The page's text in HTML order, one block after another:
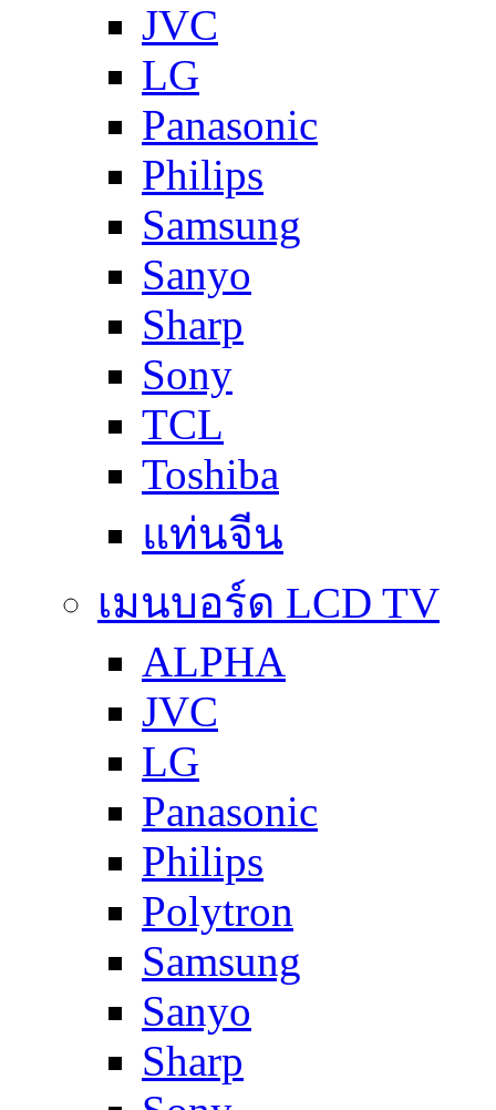
JVC
LG
Panasonic
Philips
Samsung
Sanyo
Sharp
Sony
TCL
Toshiba
แท่นจีน
เมนบอร์ด LCD TV
ALPHA
JVC
LG
Panasonic
Philips
Polytron
Samsung
Sanyo
Sharp